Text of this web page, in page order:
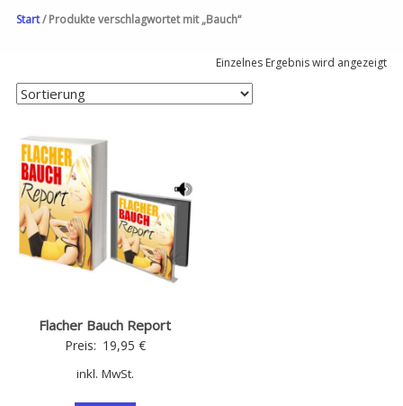
Start/ Produkte verschlagwortet mit „Bauch“
Einzelnes Ergebnis wird angezeigt
Flacher Bauch Report
Preis: 19,95 €
inkl. MwSt.